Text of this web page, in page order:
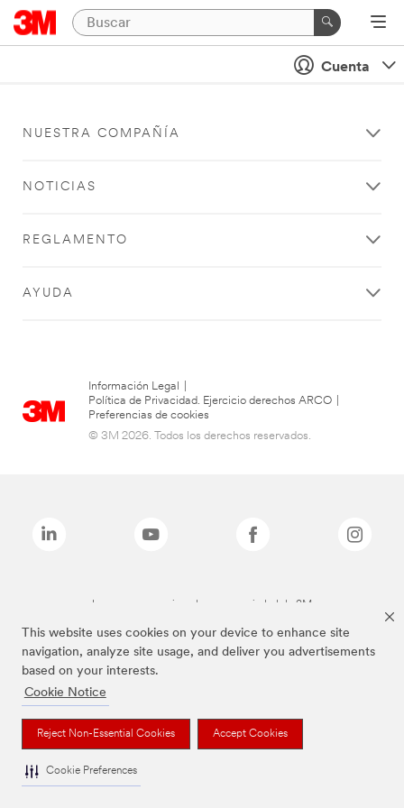
This website uses cookies on your device to enhance site
navigation, analyze site usage, and deliver you advertisements
based on your interests.
Cookie Notice
Reject Non-Essential Cookies Accept Cookies
Cookie Preferences
Cuenta
NUESTRA COMPAÑÍA
NOTICIAS
REGLAMENTO
AYUDA
Información Legal
Política de Privacidad. Ejercicio derechos ARCO
Preferencias de cookies
© 3M 2026. Todos los derechos reservados.
Las marcas mencionadas son propiedad de 3M